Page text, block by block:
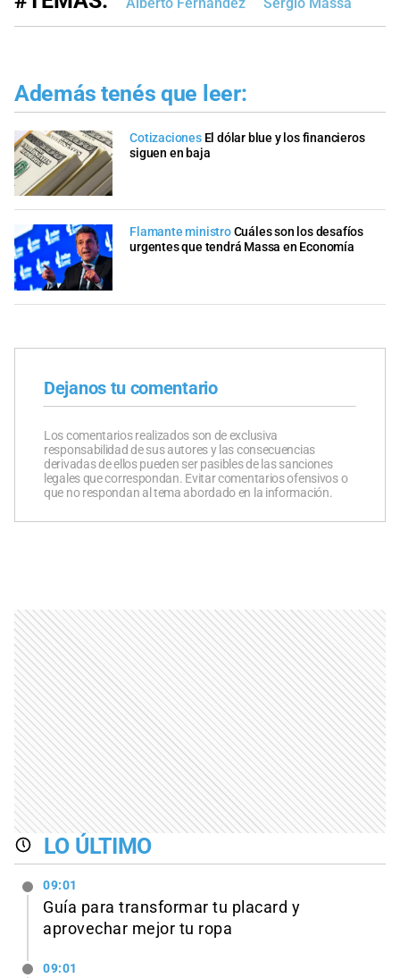
Además tenés que leer:
Cotizaciones El dólar blue y los financieros
siguen en baja
Flamante ministroCuáles son los desafíos
urgentes que tendrá Massa en Economía
Dejanos tu comentario
Los comentarios realizados son de exclusiva
responsabilidad de sus autores y las consecuencias
derivadas de ellos pueden ser pasibles de las sanciones
legales que correspondan. Evitar comentarios ofensivos o
que no respondan al tema abordado en la información.
LO ÚLTIMO
09:01
Guía para transformar tu placard y
aprovechar mejor tu ropa
09:01